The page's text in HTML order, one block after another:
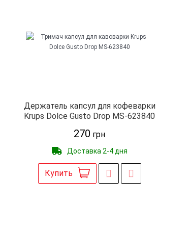
Держатель капсул для кофеварки
Krups Dolce Gusto Drop MS-623840
270 грн
Доставка 2-4 дня
Купить